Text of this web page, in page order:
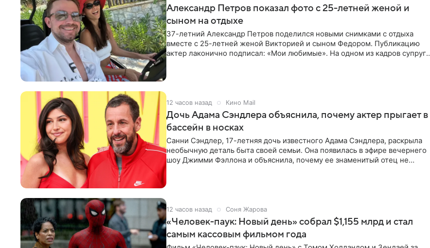
Александр Петров показал фото с 25-летней женой и
сыном на отдыхе
37-летний Александр Петров поделился новыми снимками с отдыха
вместе с 25-летней женой Викторией и сыном Федором. Публикацию
актер лаконично подписал: «Мои любимые». На одном из кадров супруги
12 часов назад Кино Mail
Дочь Адама Сэндлера объяснила, почему актер прыгает в
бассейн в носках
Санни Сэндлер, 17-летняя дочь известного Адама Сэндлера, раскрыла
необычную деталь быта своей семьи. Она появилась в эфире вечернего
шоу Джимми Фэллона и объяснила, почему ее знаменитый отец не
12 часов назад Соня Жарова
«Человек-паук: Новый день» собрал $1,155 млрд и стал
самым кассовым фильмом года